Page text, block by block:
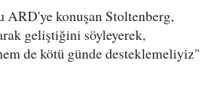
ARD'ye konuşan Stoltenberg,
geliştiğini söyleyerek,
de kötü günde desteklemeliyiz"